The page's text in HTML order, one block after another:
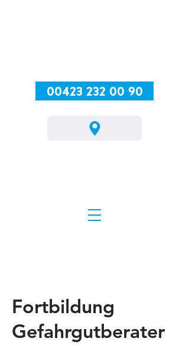
00423 232 00 90
Fortbildung
Gefahrgutberater